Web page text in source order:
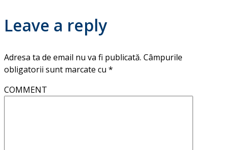
Leave a reply
Adresa ta de email nu va fi publicată. Câmpurile
obligatorii sunt marcate cu *
COMMENT